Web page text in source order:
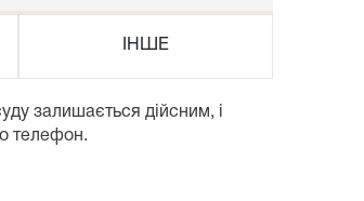
ІНШЕ
залишається дійсним, і
телефон.